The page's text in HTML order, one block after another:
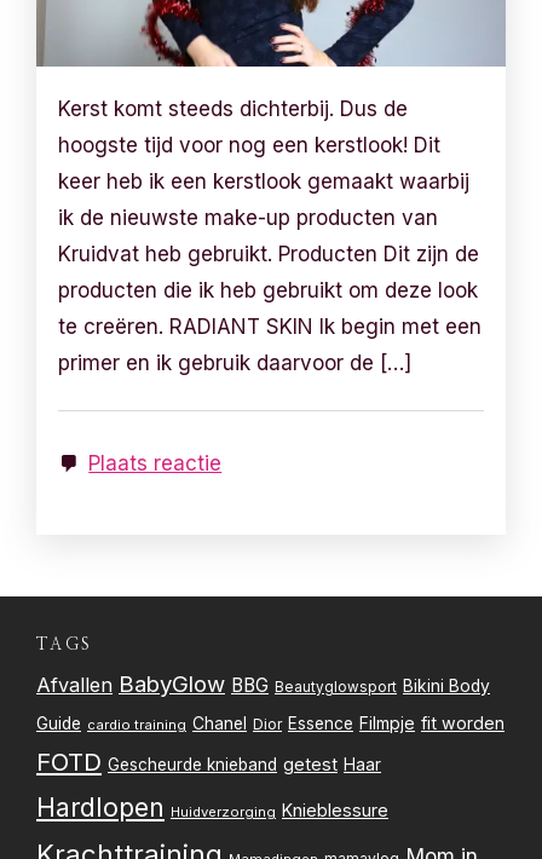
Kerst komt steeds dichterbij. Dus de
hoogste tijd voor nog een kerstlook! Dit
keer heb ik een kerstlook gemaakt waarbij
ik de nieuwste make-up producten van
Kruidvat heb gebruikt. Producten Dit zijn de
producten die ik heb gebruikt om deze look
te creëren. RADIANT SKIN Ik begin met een
primer en ik gebruik daarvoor de […]
Plaats reactie
TAGS
Afvallen BabyGlow BBG Beautyglowsport Bikini Body
Guide cardio training Chanel Dior Essence Filmpje fit worden
FOTD Gescheurde knieband getest Haar
Hardlopen Huidverzorging Knieblessure